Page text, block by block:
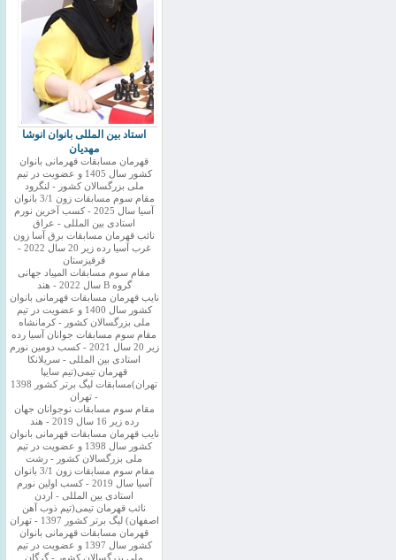
استاد بین المللی بانوان انوشا
مهدیان
قهرمان مسابقات قهرمانی بانوان
کشور سال 1405 و عضویت در تیم
ملی بزرگسالان کشور - لنگرود
مقام سوم مسابقات زون 3/1 بانوان
آسیا سال 2025 - کسب آخرین نورم
استادی بین المللی - عراق
نائب قهرمان مسابقات برق آسا زون
غرب آسیا رده زیر 20 سال 2022 -
قرقیزستان
مقام سوم مسابقات المپیاد جهانی
گروه B سال 2022 - هند
نایب قهرمان مسابقات قهرمانی بانوان
کشور سال 1400 و عضویت در تیم
ملی بزرگسالان کشور - کرمانشاه
مقام سوم مسابقات جوانان آسیا رده
زیر 20 سال 2021 - کسب دومین نورم
استادی بین المللی - سریلانکا
قهرمان تیمی(تیم سایپا
تهران)مسابقات لیگ برتر کشور 1398
- تهران
مقام سوم مسابقات نوجوانان جهان
رده زیر 16 سال 2019 - هند
نایب قهرمان مسابقات قهرمانی بانوان
کشور سال 1398 و عضویت در تیم
ملی بزرگسالان کشور - رشت
مقام سوم مسابقات زون 3/1 بانوان
آسیا سال 2019 - کسب اولین نورم
استادی بین المللی - اردن
نائب قهرمان تیمی(تیم ذوب آهن
اصفهان) لیگ برتر کشور 1397 - تهران
قهرمان مسابقات قهرمانی بانوان
کشور سال 1397 و عضویت در تیم
ملی بزرگسالان کشور - گرگان